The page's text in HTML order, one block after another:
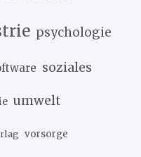
psychologie
soziales
umwelt
vorsorge